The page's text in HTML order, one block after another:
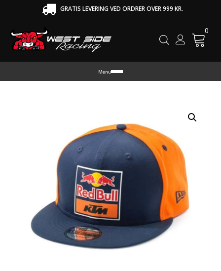
GRATIS LEVERING VED ORDRER OVER 999 KR.
0
Menu